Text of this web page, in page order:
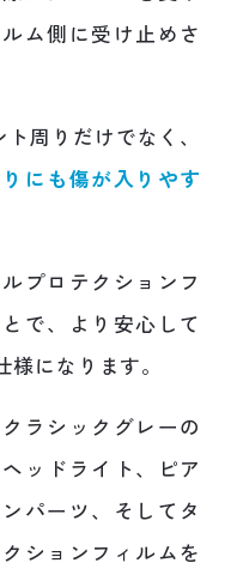
ム側に受け止めさ
周りだけでなく、
にも傷が入りやす
プロテクションフ
で、より安心して
になります。
ラシックグレーの
ッドライト、ピア
パーツ、そしてタ
ションフィルムを